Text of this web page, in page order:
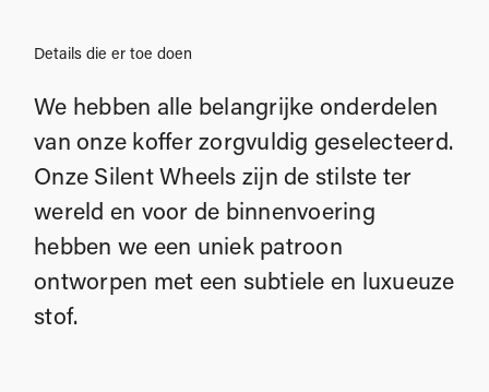
Details die er toe doen
We hebben alle belangrijke onderdelen
van onze koffer zorgvuldig geselecteerd.
Onze Silent Wheels zijn de stilste ter
wereld en voor de binnenvoering
hebben we een uniek patroon
ontworpen met een subtiele en luxueuze
stof.